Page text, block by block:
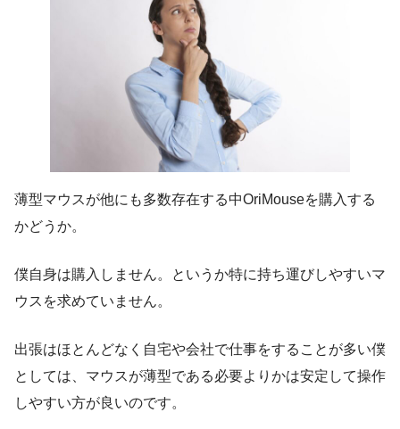
薄型マウスが他にも多数存在する中OriMouseを購入する
かどうか。
僕自身は購入しません。というか特に持ち運びしやすいマ
ウスを求めていません。
出張はほとんどなく自宅や会社で仕事をすることが多い僕
としては、マウスが薄型である必要よりかは安定して操作
しやすい方が良いのです。